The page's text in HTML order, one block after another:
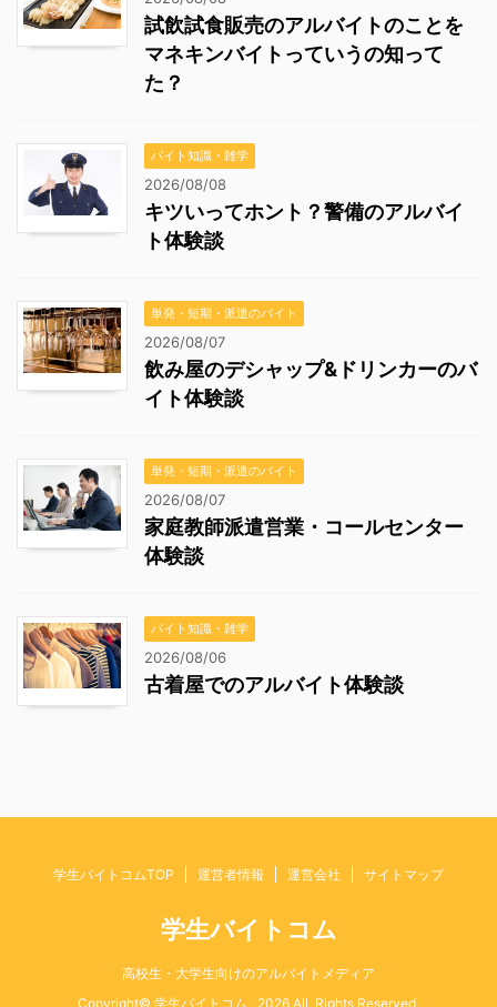
試飲試食販売のアルバイトのことを
マネキンバイトっていうの知って
た？
バイト知識・雑学
2026/08/08
キツいってホント？警備のアルバイ
ト体験談
単発・短期・派遣のバイト
2026/08/07
飲み屋のデシャップ&ドリンカーのバ
イト体験談
単発・短期・派遣のバイト
2026/08/07
家庭教師派遣営業・コールセンター
体験談
バイト知識・雑学
2026/08/06
古着屋でのアルバイト体験談
学生バイトコムTOP 運営者情報 運営会社 サイトマップ
学生バイトコム
高校生・大学生向けのアルバイトメディア
Copyright© 学生バイトコム , 2026 All Rights Reserved.